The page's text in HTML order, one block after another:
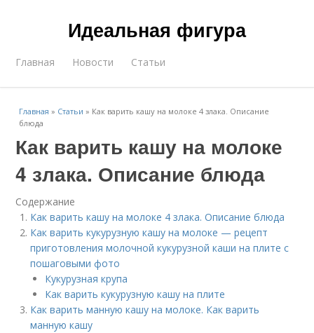
Идеальная фигура
Главная Новости Статьи
Главная » Статьи » Как варить кашу на молоке 4 злака. Описание
блюда
Как варить кашу на молоке
4 злака. Описание блюда
Содержание
Как варить кашу на молоке 4 злака. Описание блюда
Как варить кукурузную кашу на молоке — рецепт
приготовления молочной кукурузной каши на плите с
пошаговыми фото
Кукурузная крупа
Как варить кукурузную кашу на плите
Как варить манную кашу на молоке. Как варить
манную кашу